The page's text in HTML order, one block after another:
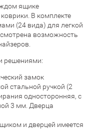
ящике
В комплекте
(24 вида) для легкой
возможность
решениями:
замок
стальной ручкой (2
односторонняя, с
3 мм. Дверца
и дверцей имеется